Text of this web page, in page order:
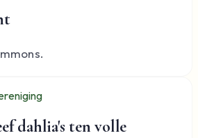
dahlia's ten volle